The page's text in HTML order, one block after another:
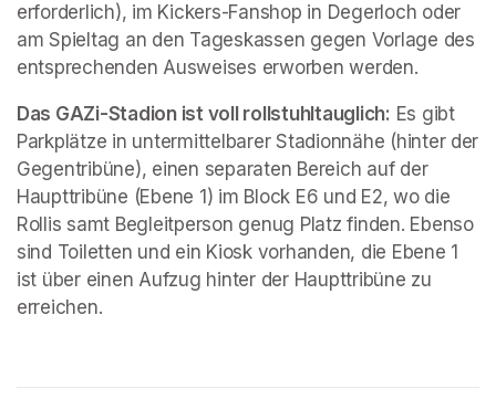
erforderlich), im Kickers-Fanshop in Degerloch oder
am Spieltag an den Tageskassen gegen Vorlage des
entsprechenden Ausweises erworben werden.
Das GAZi-Stadion ist voll rollstuhltauglich: Es gibt
Parkplätze in untermittelbarer Stadionnähe (hinter der
Gegentribüne), einen separaten Bereich auf der
Haupttribüne (Ebene 1) im Block E6 und E2, wo die
Rollis samt Begleitperson genug Platz finden. Ebenso
sind Toiletten und ein Kiosk vorhanden, die Ebene 1
ist über einen Aufzug hinter der Haupttribüne zu
erreichen.